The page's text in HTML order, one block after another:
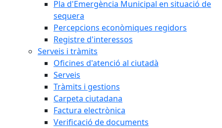
Pla d'Emergència Municipal en situació de
sequera
Percepcions econòmiques regidors
Registre d'interessos
Serveis i tràmits
Oficines d'atenció al ciutadà
Serveis
Tràmits i gestions
Carpeta ciutadana
Factura electrònica
Verificació de documents